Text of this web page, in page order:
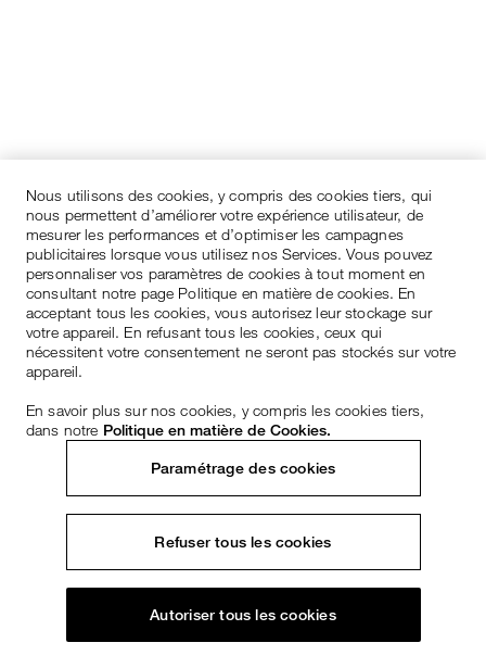
Nous utilisons des cookies, y compris des cookies tiers, qui
nous permettent d’améliorer votre expérience utilisateur, de
mesurer les performances et d’optimiser les campagnes
publicitaires lorsque vous utilisez nos Services. Vous pouvez
personnaliser vos paramètres de cookies à tout moment en
consultant notre page Politique en matière de cookies. En
acceptant tous les cookies, vous autorisez leur stockage sur
votre appareil. En refusant tous les cookies, ceux qui
nécessitent votre consentement ne seront pas stockés sur votre
appareil.
En savoir plus sur nos cookies, y compris les cookies tiers,
dans notre Politique en matière de Cookies.
Paramétrage des cookies
Refuser tous les cookies
Autoriser tous les cookies